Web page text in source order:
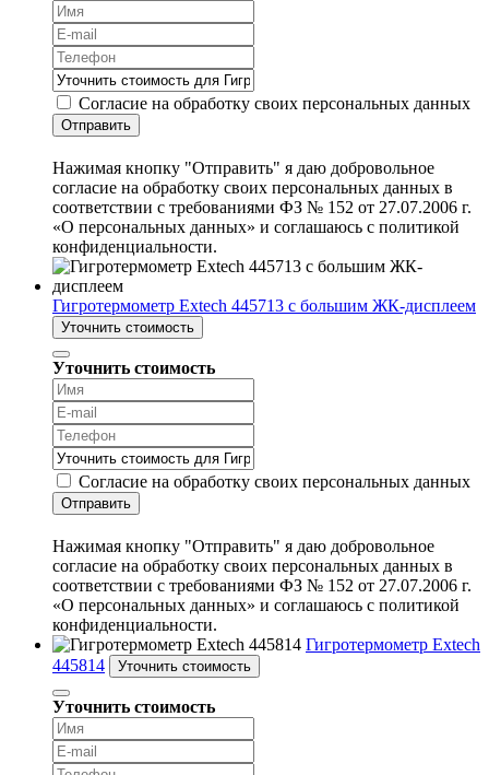
Согласие на обработку своих персональных данных
Отправить
Нажимая кнопку "Отправить" я даю добровольное
согласие на обработку своих персональных данных в
соответствии с требованиями ФЗ № 152 от 27.07.2006 г.
«О персональных данных» и соглашаюсь с политикой
конфиденциальности.
Гигротермометр Extech 445713 с большим ЖК-дисплеем
Уточнить стоимость
Уточнить стоимость
Согласие на обработку своих персональных данных
Отправить
Нажимая кнопку "Отправить" я даю добровольное
согласие на обработку своих персональных данных в
соответствии с требованиями ФЗ № 152 от 27.07.2006 г.
«О персональных данных» и соглашаюсь с политикой
конфиденциальности.
Гигротермометр Extech
445814
Уточнить стоимость
Уточнить стоимость